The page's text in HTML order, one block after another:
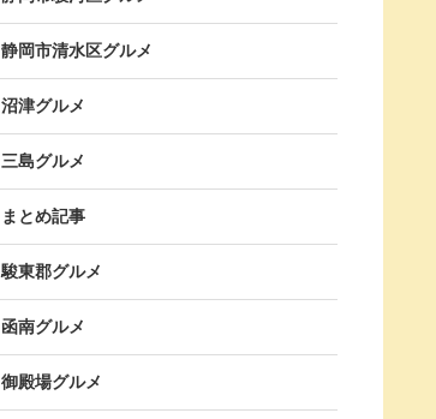
静岡市清水区グルメ
沼津グルメ
三島グルメ
まとめ記事
駿東郡グルメ
函南グルメ
御殿場グルメ